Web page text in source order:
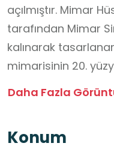
açılmıştır. Mimar
tarafından Mimar
kalınarak
mimarisinin 20.
örneklerinden
mekânda kullanılan
Daha Fazla
Konum